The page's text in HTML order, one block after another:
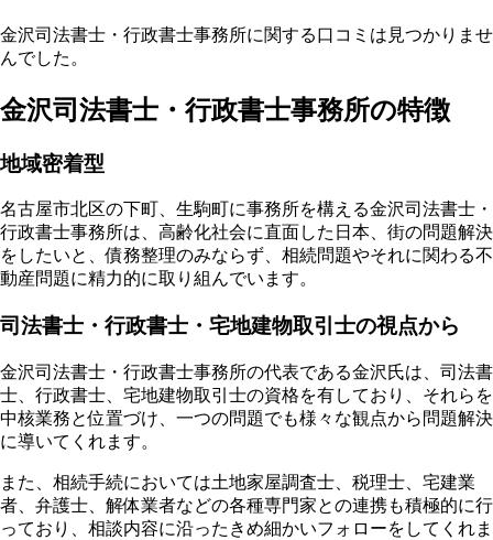
金沢司法書士・行政書士事務所に関する口コミは見つかりませ
んでした。
金沢司法書士・行政書士事務所の特徴
地域密着型
名古屋市北区の下町、生駒町に事務所を構える金沢司法書士・
行政書士事務所は、高齢化社会に直面した日本、街の問題解決
をしたいと、債務整理のみならず、相続問題やそれに関わる不
動産問題に精力的に取り組んでいます。
司法書士・行政書士・宅地建物取引士の視点から
金沢司法書士・行政書士事務所の代表である金沢氏は、司法書
士、行政書士、宅地建物取引士の資格を有しており、それらを
中核業務と位置づけ、一つの問題でも様々な観点から問題解決
に導いてくれます。
また、相続手続においては土地家屋調査士、税理士、宅建業
者、弁護士、解体業者などの各種専門家との連携も積極的に行
っており、相談内容に沿ったきめ細かいフォローをしてくれま